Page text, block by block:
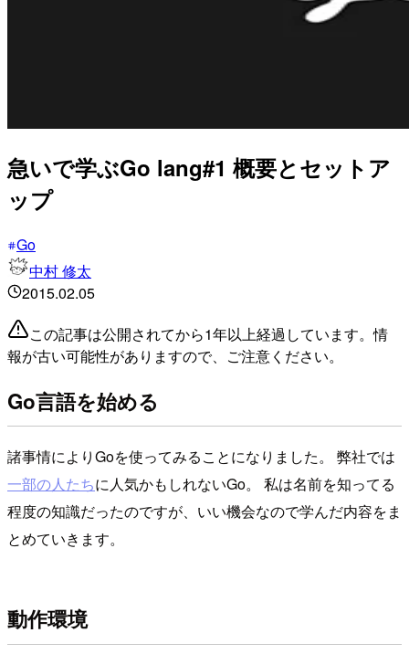
急いで学ぶGo lang#1 概要とセットア
ップ
Go
中村 修太
2015.02.05
この記事は公開されてから1年以上経過しています。情
報が古い可能性がありますので、ご注意ください。
Go言語を始める
諸事情によりGoを使ってみることになりました。 弊社では
一部の人たちに人気かもしれないGo。 私は名前を知ってる
程度の知識だったのですが、いい機会なので学んだ内容をま
とめていきます。
動作環境